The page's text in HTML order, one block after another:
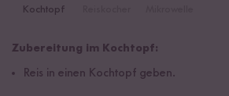
Kochtopf
Zubereitung im Kochtopf:
Reis in einen Kochtopf geben.